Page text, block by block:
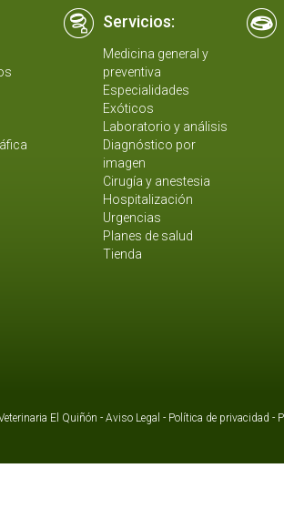
Servicios:
Medicina general y
preventiva
Especialidades
Exóticos
Laboratorio y análisis
Diagnóstico por
imagen
Cirugía y anestesia
Hospitalización
Urgencias
Planes de salud
Tienda
El Quiñón - Aviso Legal - Política de privacidad -